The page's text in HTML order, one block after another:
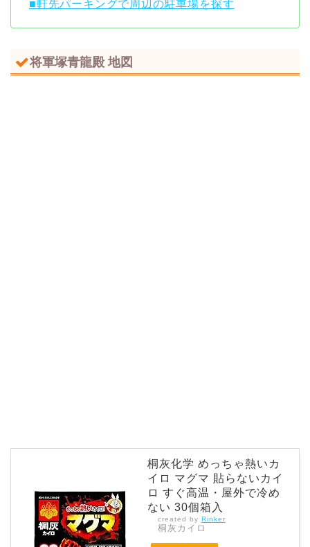
■軒先パーキングで周辺の駐車場を探す
将軍塚青龍殿 地図
桐灰化学 めっちゃ熱いカ
イロ マグマ 貼らないカイ
ロ すぐ高温・屋外で冷め
ない 30個箱入
created by Rinker
桐灰カイロ